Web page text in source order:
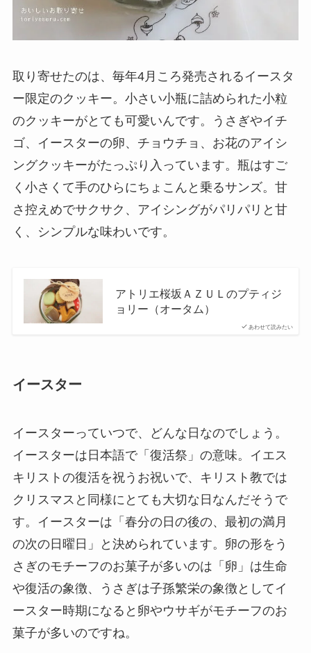
取り寄せたのは、毎年4月ころ発売されるイースタ
ー限定のクッキー。小さい小瓶に詰められた小粒
のクッキーがとても可愛いんです。うさぎやイチ
ゴ、イースターの卵、チョウチョ、お花のアイシ
ングクッキーがたっぷり入っています。瓶はすご
く小さくて手のひらにちょこんと乗るサンズ。甘
さ控えめでサクサク、アイシングがパリパリと甘
く、シンプルな味わいです。
あわせて読みたい
アトリエ桜坂ＡＺＵＬのプティジ
ョリー（オータム）
イースター
イースターっていつで、どんな日なのでしょう。
イースターは日本語で「復活祭」の意味。イエス
キリストの復活を祝うお祝いで、キリスト教では
クリスマスと同様にとても大切な日なんだそうで
す。イースターは「春分の日の後の、最初の満月
の次の日曜日」と決められています。卵の形をう
さぎのモチーフのお菓子が多いのは「卵」は生命
や復活の象徴、うさぎは子孫繁栄の象徴としてイ
ースター時期になると卵やウサギがモチーフのお
菓子が多いのですね。